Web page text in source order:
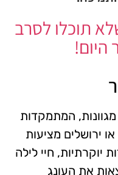
תוכלו לסרב
היום!
מגוונות, המתמקדות
ירושלים מציעות
יוקרתיות, חיי לילה
את העונג